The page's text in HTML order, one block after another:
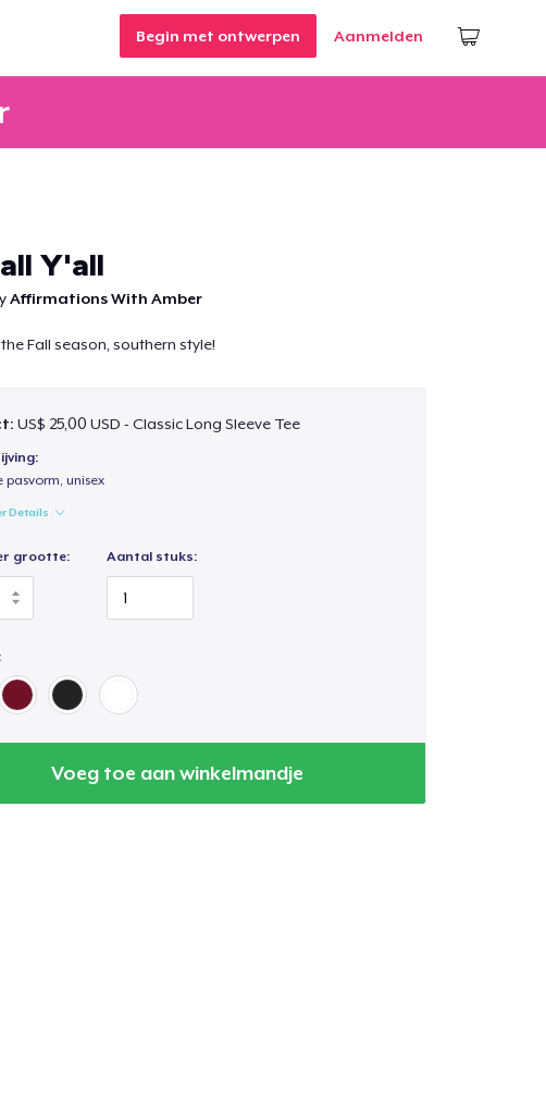
Begin met ontwerpen Aanmelden
Y'all
Affirmations With Amber
Fall season, southern style!
US$ 25,00 USD - Classic Long Sleeve Tee
pasvorm, unisex
Details
grootte: Aantal stuks:
Voeg toe aan winkelmandje